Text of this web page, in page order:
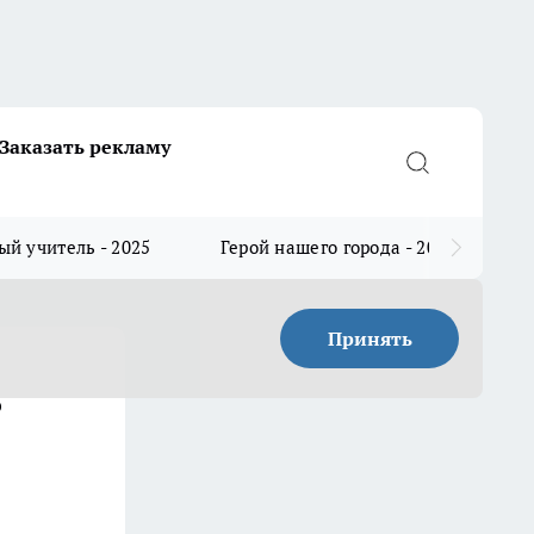
Заказать рекламу
учитель - 2025 Герой нашего города - 2025
Принять